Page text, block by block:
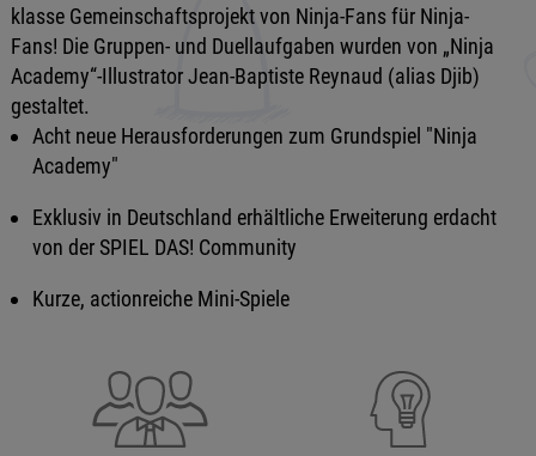
klasse Gemeinschaftsprojekt von Ninja-Fans für Ninja-
Fans! Die Gruppen- und Duellaufgaben wurden von „Ninja
Academy“-Illustrator Jean-Baptiste Reynaud (alias Djib)
gestaltet.
Acht neue Herausforderungen zum Grundspiel "Ninja
Academy"
Exklusiv in Deutschland erhältliche Erweiterung erdacht
von der SPIEL DAS! Community
Kurze, actionreiche Mini-Spiele